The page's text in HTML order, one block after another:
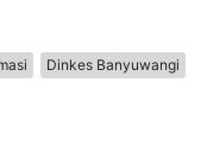
Dinkes Banyuwangi